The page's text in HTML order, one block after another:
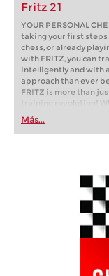
Fritz 21
YOUR PERSONAL
taking your first
chess, or already
with FRITZ, you can
intelligently and with
approach than ever
FRITZ is more than
training revolution!
first steps into the
playing at a
train more efficiently,
Más...